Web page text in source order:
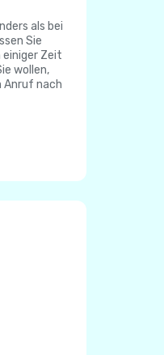
als bei
Sie
einiger Zeit
wollen,
Anruf nach